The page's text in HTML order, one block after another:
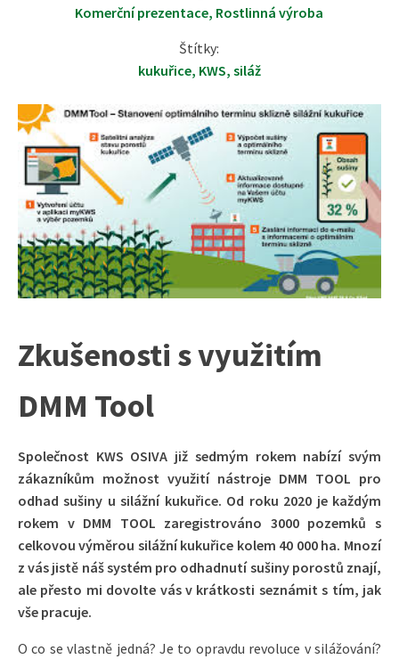
Komerční prezentace, Rostlinná výroba
Štítky:
kukuřice, KWS, siláž
Zkušenosti s využitím
DMM Tool
Společnost KWS OSIVA již sedmým rokem nabízí svým
zákazníkům možnost využití nástroje DMM TOOL pro
odhad sušiny u silážní kukuřice. Od roku 2020 je každým
rokem v DMM TOOL zaregistrováno 3000 pozemků s
celkovou výměrou silážní kukuřice kolem 40 000 ha. Mnozí
z vás jistě náš systém pro odhadnutí sušiny porostů znají,
ale přesto mi dovolte vás v krátkosti seznámit s tím, jak
vše pracuje.
O co se vlastně jedná? Je to opravdu revoluce v silážování?